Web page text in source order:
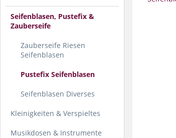
Seifenblasen, Pustefix &
Zauberseife
Zauberseife Riesen
Seifenblasen
Pustefix Seifenblasen
Seifenblasen Diverses
Kleinigkeiten & Verspieltes
Musikdosen & Instrumente